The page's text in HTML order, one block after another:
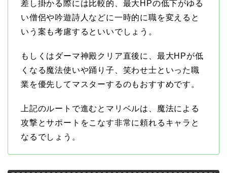
差し掛かる際には比較的、最大HPの低下がゆる
い僧侶や吟遊詩人などに一時的に職を変えると
いう案も考慮するといいでしょう。
もしくはダーマ神殿クリア直後に、最大HPが低
くなる魔法使いや踊り子、笑わせ士といった職
業を優先してマスターするのもおすすめです。
上記のルートで進むとマリベルは、魔法による
攻撃とサポートをこなす非常に頼れるキャラと
なるでしょう。